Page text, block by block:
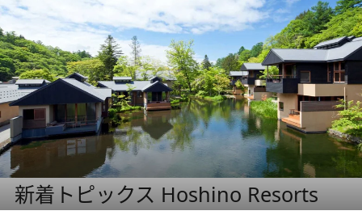
新着トピックス Hoshino Resorts